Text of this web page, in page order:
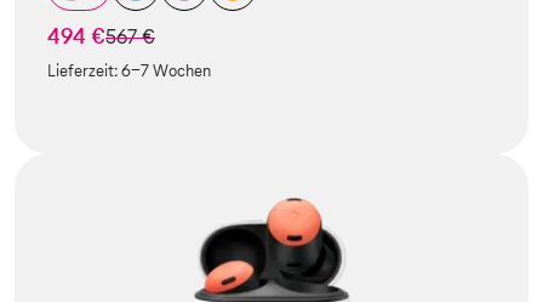
494 €statt
567 €
Lieferzeit:6-7 Wochen